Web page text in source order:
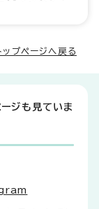
ップページへ戻る
ジも見ていま